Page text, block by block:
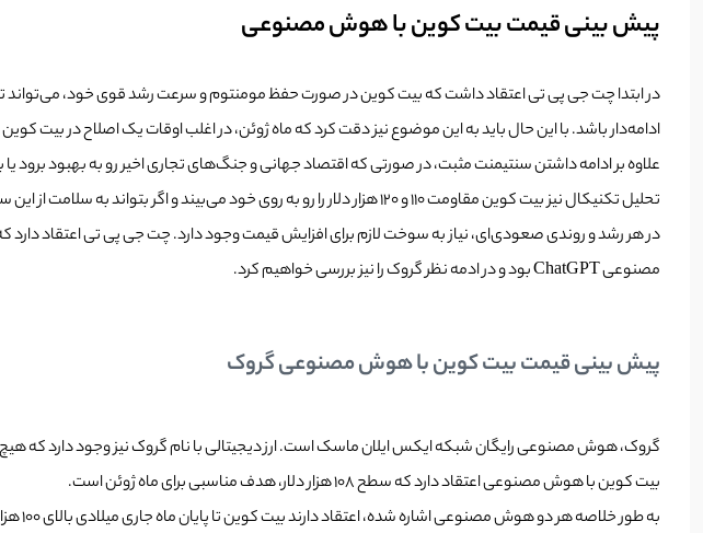
پیش بینی قیمت بیت کوین با هوش مصنوعی
ادامه‌دار باشد. با این حال باید به این موضوع نیز دقت کرد که ماه ژوئن، در اغلب اوقات یک اصلاح در بیت
علاوه بر ادامه داشتن سنتیمنت مثبت، در صورتی که اقتصاد جهانی و جنگ‌های تجاری اخیر رو به بهبود
تحلیل تکنیکال نیز بیت کوین مقاومت 110 و 120 هزار دلار را رو به روی خود می‌بیند و اگر بتواند به سلامت از این سطوح عبور کند، سطح 130 هزار دلار در دسترس است.
مصنوعی ChatGPT بود و در ادمه نظر گروک را نیز بررسی خواهیم کرد.
پیش بینی قیمت بیت کوین با هوش مصنوعی گروک
گروک، هوش مصنوعی رایگان شبکه ایکس ایلان ماسک است. ارز دیجیتالی با نام گروک نیز وجود دارد که هیچ
بیت کوین با هوش مصنوعی اعتقاد دارد که سطح 108 هزار دلار، هدف مناسبی برای ماه ژوئن است.